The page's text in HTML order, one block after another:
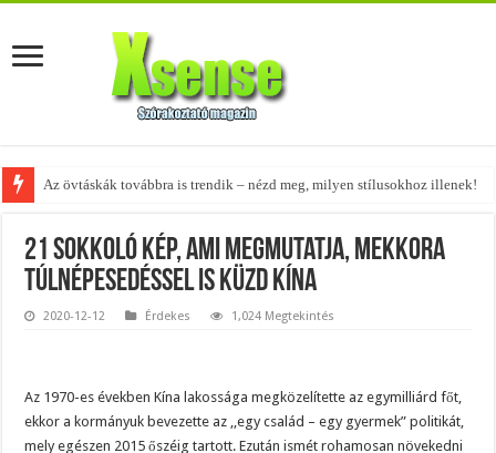
A tökéletes táskák férfiaknak – fedezd fel az 5 legjobb fazont!
21 sokkoló kép, ami megmutatja, mekkora
túlnépesedéssel is küzd Kína
2020-12-12 Érdekes 1,024 Megtekintés
Az 1970-es években Kína lakossága megközelítette az egymilliárd főt,
ekkor a kormányuk bevezette az ,,egy család – egy gyermek” politikát,
mely egészen 2015 őszéig tartott. Ezután ismét rohamosan növekedni